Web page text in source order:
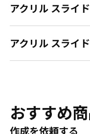
アクリル スライ
アクリル スライ
おすすめ
作成を依頼する